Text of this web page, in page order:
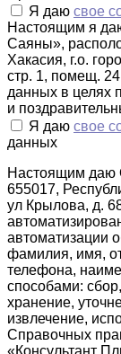
Я даю свое
Настоящим я
Саяны»,
Хакасия, г.о.
стр. 1, помещ.
данных в целях
и
Я даю свое
данных
Настоящим даю
655017,
ул Крылова, д.
автоматизации
фамилия, имя,
телефона,
способами:
хранение,
извлечение,
Справочных
«Консультант